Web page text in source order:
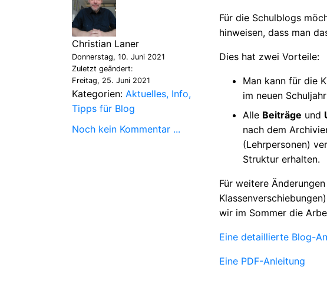
Für die Schulblogs
hinweisen, dass man
Dies hat zwei Vorteile:
Man kann für die
im neuen
Alle Beiträge und
nach dem
(Lehrpersonen)
Struktur erhalten.
Für weitere
wir im Sommer die
Eine detaillierte Blog-
Eine PDF-Anleitung
Christian Laner
Donnerstag, 10. Juni 2021
Zuletzt geändert:
Freitag, 25. Juni 2021
Kategorien: Aktuelles Info
Tipps für Blog
Noch kein Kommentar ...